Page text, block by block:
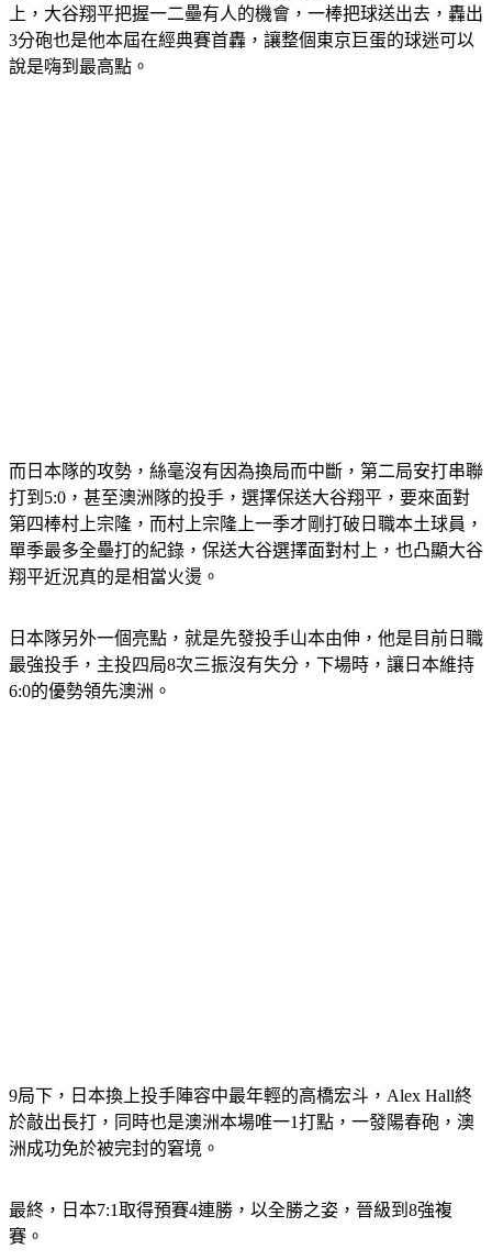
上，大谷翔平把握一二壘有人的機會，一棒把球送出去，轟出
3分砲也是他本屆在經典賽首轟，讓整個東京巨蛋的球迷可以
說是嗨到最高點。
而日本隊的攻勢，絲毫沒有因為換局而中斷，第二局安打串聯
打到5:0，甚至澳洲隊的投手，選擇保送大谷翔平，要來面對
第四棒村上宗隆，而村上宗隆上一季才剛打破日職本土球員，
單季最多全壘打的紀錄，保送大谷選擇面對村上，也凸顯大谷
翔平近況真的是相當火燙。
日本隊另外一個亮點，就是先發投手山本由伸，他是目前日職
最強投手，主投四局8次三振沒有失分，下場時，讓日本維持
6:0的優勢領先澳洲。
9局下，日本換上投手陣容中最年輕的高橋宏斗，Alex Hall終
於敲出長打，同時也是澳洲本場唯一1打點，一發陽春砲，澳
洲成功免於被完封的窘境。
最終，日本7:1取得預賽4連勝，以全勝之姿，晉級到8強複
賽。